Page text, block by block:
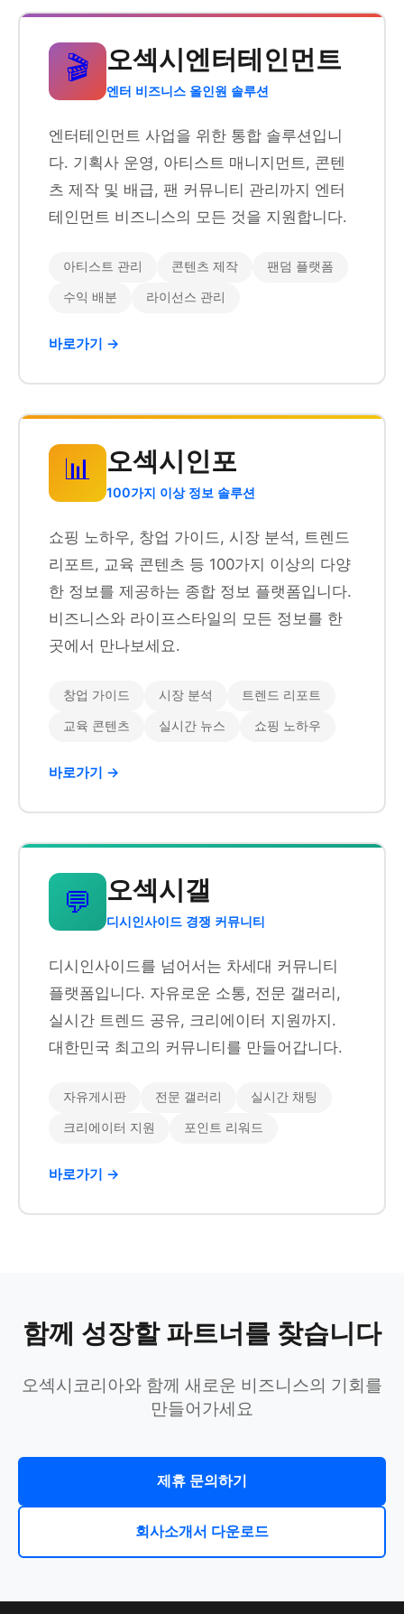
🎬 오섹시엔터테인먼트
엔터 비즈니스 올인원 솔루션
엔터테인먼트 사업을 위한 통합 솔루션입니
다. 기획사 운영, 아티스트 매니지먼트, 콘텐
츠 제작 및 배급, 팬 커뮤니티 관리까지 엔터
테인먼트 비즈니스의 모든 것을 지원합니다.
아티스트 관리 콘텐츠 제작 팬덤 플랫폼
수익 배분 라이선스 관리
바로가기 →
📊 오섹시인포
100가지 이상 정보 솔루션
쇼핑 노하우, 창업 가이드, 시장 분석, 트렌드
리포트, 교육 콘텐츠 등 100가지 이상의 다양
한 정보를 제공하는 종합 정보 플랫폼입니다.
비즈니스와 라이프스타일의 모든 정보를 한
곳에서 만나보세요.
창업 가이드 시장 분석 트렌드 리포트
교육 콘텐츠 실시간 뉴스 쇼핑 노하우
바로가기 →
💬 오섹시갤
디시인사이드 경쟁 커뮤니티
디시인사이드를 넘어서는 차세대 커뮤니티
플랫폼입니다. 자유로운 소통, 전문 갤러리,
실시간 트렌드 공유, 크리에이터 지원까지.
대한민국 최고의 커뮤니티를 만들어갑니다.
자유게시판 전문 갤러리 실시간 채팅
크리에이터 지원 포인트 리워드
바로가기 →
함께 성장할 파트너를 찾습니다
오섹시코리아와 함께 새로운 비즈니스의 기회를
만들어가세요
제휴 문의하기
회사소개서 다운로드